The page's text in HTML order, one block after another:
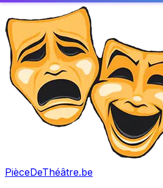
PièceDeThéâtre.be